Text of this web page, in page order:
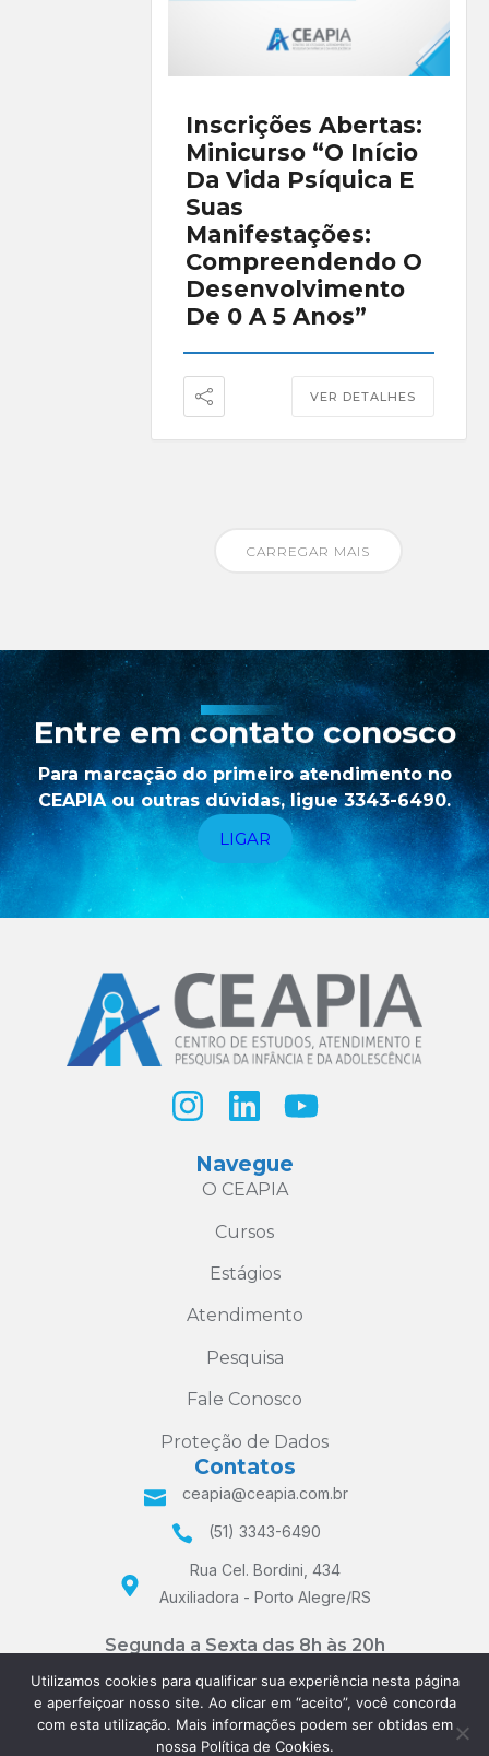
Inscrições Abertas:
Minicurso “O Início
Da Vida Psíquica E
Suas
Manifestações:
Compreendendo O
Desenvolvimento
De 0 A 5 Anos”
VER DETALHES
CARREGAR MAIS
Entre em contato conosco
Para marcação do primeiro atendimento no
CEAPIA ou outras dúvidas, ligue 3343-6490.
LIGAR
Navegue
O CEAPIA
Cursos
Estágios
Atendimento
Pesquisa
Fale Conosco
Proteção de Dados
Contatos
ceapia@ceapia.com.br
(51) 3343-6490
Rua Cel. Bordini, 434
Auxiliadora - Porto Alegre/RS
Segunda a Sexta das 8h às 20h
e Sábados das 8h às 12h
Utilizamos cookies para qualificar sua experiência nesta página
e aperfeiçoar nosso site. Ao clicar em “aceito”, você concorda
com esta utilização. Mais informações podem ser obtidas em
nossa Política de Cookies.